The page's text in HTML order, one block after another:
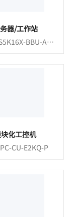
器/工作站
BBU-A0-
C1
化工控机
CU-E2KQ-P